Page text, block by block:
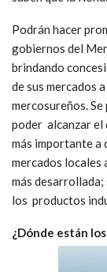
Podrán hacer
gobiernos del
brindando
de sus mercados
mercosureños.
poder alcanzar el
más importante a
mercados locales
más
los productos
¿Dónde están